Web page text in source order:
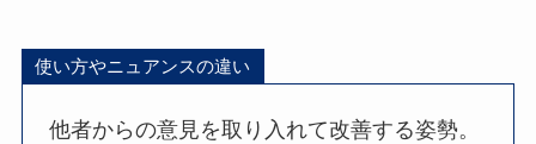
使い方やニュアンスの違い
他者からの意見を取り入れて改善する姿勢。